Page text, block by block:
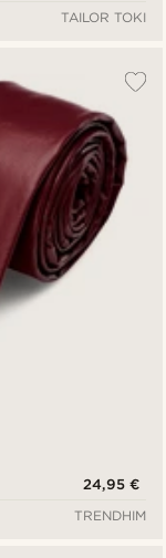
TAILOR TOKI
24,95 €
TRENDHIM